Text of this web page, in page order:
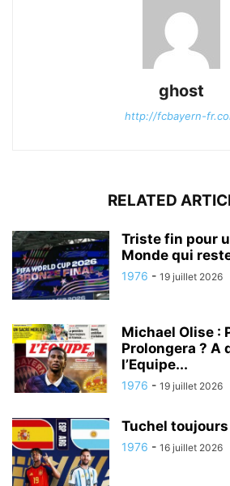
ghost
http://fcbayern-
RELATED
Triste fin pour
Monde qui
1976 - 19 juillet 2026
Michael Olise :
Prolongera ? A
l’Equipe...
1976 - 19 juillet 2026
Tuchel
1976 - 16 juillet 2026